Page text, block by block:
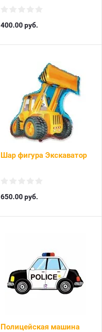
400.00руб.
Шар фигура Экскаватор
650.00руб.
Полицейская машина